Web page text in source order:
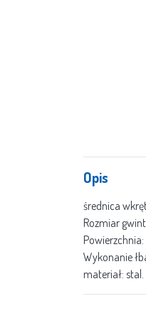
Opis
średnica
Rozmiar
Wykonanie
materiał: stal.